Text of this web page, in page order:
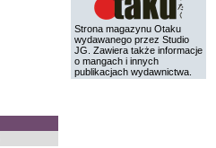
Strona magazynu Otaku
wydawanego przez Studio
JG. Zawiera także informacje
o mangach i innych
publikacjach wydawnictwa.